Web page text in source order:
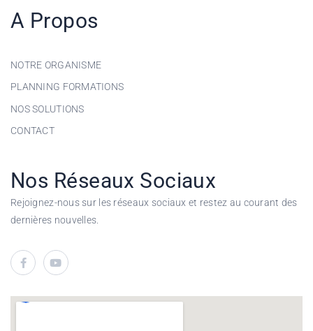
A Propos
NOTRE ORGANISME
PLANNING FORMATIONS
NOS SOLUTIONS
CONTACT
Nos Réseaux Sociaux
Rejoignez-nous sur les réseaux sociaux et restez au courant des
dernières nouvelles.